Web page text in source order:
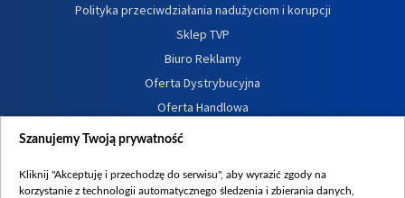
Polityka przeciwdziałania nadużyciom i korupcji
Sklep TVP
Biuro Reklamy
Oferta Dystrybucyjna
Oferta Handlowa
Dostępność
Procedura zgłoszeń wewnętrznych
Szanujemy Twoją prywatność
Kliknij "Akceptuję i przechodzę do serwisu", aby wyrazić zgody na
korzystanie z technologii automatycznego śledzenia i zbierania danych,